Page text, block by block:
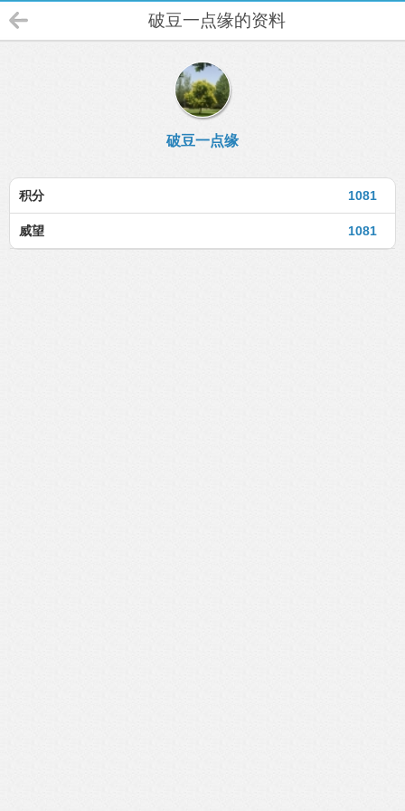
破豆一点缘的资料
破豆一点缘
1081
积分
1081
威望